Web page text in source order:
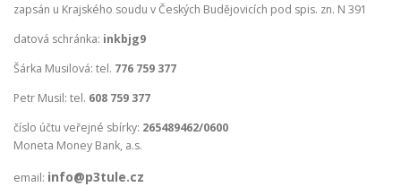
zapsán u Krajského soudu v Českých Budějovicích pod spis. zn. N 391
datová schránka: inkbjg9
Šárka Musilová: tel. 776 759 377
Petr Musil: tel. 608 759 377
číslo účtu veřejné sbírky: 265489462/0600
Moneta Money Bank, a.s.
email: info@p3tule.cz